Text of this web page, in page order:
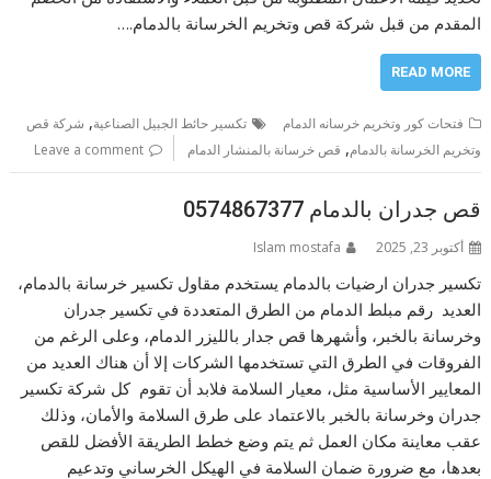
المقدم من قبل شركة قص وتخريم الخرسانة بالدمام.…
READ MORE
فتحات كور وتخريم خرسانه الدمام تكسير حائط الجبيل الصناعية, شركة قص
وتخريم الخرسانة بالدمام, قص خرسانة بالمنشار الدمام Leave a comment
قص جدران بالدمام 0574867377
أكتوبر 23, 2025 Islam mostafa
تكسير جدران ارضيات بالدمام يستخدم مقاول تكسير خرسانة بالدمام،
العديد رقم مبلط الدمام من الطرق المتعددة في تكسير جدران
وخرسانة بالخبر، وأشهرها قص جدار بالليزر الدمام، وعلى الرغم من
الفروقات في الطرق التي تستخدمها الشركات إلا أن هناك العديد من
المعايير الأساسية مثل، معيار السلامة فلابد أن تقوم كل شركة تكسير
جدران وخرسانة بالخبر بالاعتماد على طرق السلامة والأمان، وذلك
عقب معاينة مكان العمل ثم يتم وضع خطط الطريقة الأفضل للقص
بعدها، مع ضرورة ضمان السلامة في الهيكل الخرساني وتدعيم